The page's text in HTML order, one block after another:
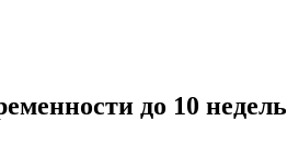
до 10 недель